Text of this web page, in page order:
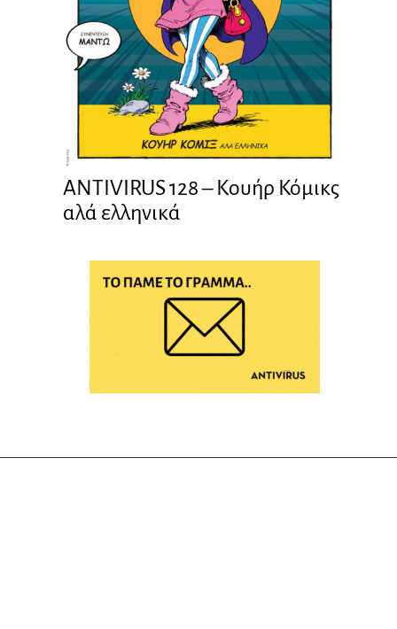
ANTIVIRUS 128 – Kουήρ Κόμικς
αλά ελληνικά